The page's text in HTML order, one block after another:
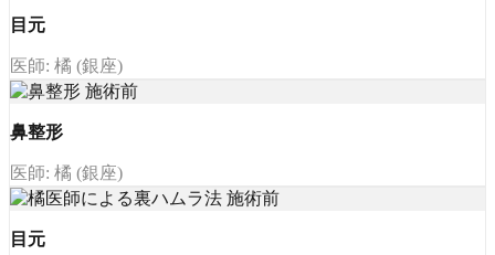
目元
医師: 橘 (銀座)
鼻整形
医師: 橘 (銀座)
目元